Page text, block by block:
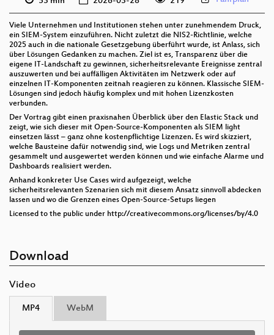
Viele Unternehmen und Institutionen stehen unter zunehmendem Druck,
ein SIEM-System einzuführen. Nicht zuletzt die NIS2-Richtlinie, welche
2025 auch in die nationale Gesetzgebung überführt wurde, ist Anlass, sich
über Lösungen Gedanken zu machen. Ziel ist es, Transparenz über die
eigene IT-Landschaft zu gewinnen, sicherheitsrelevante Ereignisse zentral
auszuwerten und bei auffälligen Aktivitäten im Netzwerk oder auf
einzelnen IT-Komponenten zeitnah reagieren zu können. Klassische SIEM-
Lösungen sind jedoch häufig komplex und mit hohen Lizenzkosten
verbunden.
Der Vortrag gibt einen praxisnahen Überblick über den Elastic Stack und
zeigt, wie sich dieser mit Open-Source-Komponenten als SIEM light
einsetzen lässt – ganz ohne kostenpflichtige Lizenzen. Es wird skizziert,
welche Bausteine dafür notwendig sind, wie Logs und Metriken zentral
gesammelt und ausgewertet werden können und wie einfache Alarme und
Dashboards realisiert werden.
Anhand konkreter Use Cases wird aufgezeigt, welche
sicherheitsrelevanten Szenarien sich mit diesem Ansatz sinnvoll abdecken
lassen und wo die Grenzen eines Open-Source-Setups liegen
Licensed to the public under http://creativecommons.org/licenses/by/4.0
Download
Video
MP4 WebM